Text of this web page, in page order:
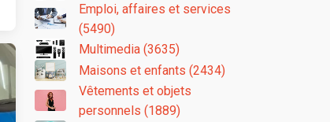
Emploi, affaires et services
(5490)
Multimedia (3635)
Maisons et enfants (2434)
Vêtements et objets
personnels (1889)